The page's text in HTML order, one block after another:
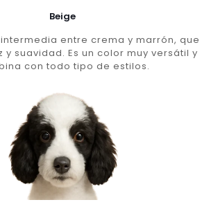
Beige
entre crema y marrón, que
suavidad. Es un color muy versátil y
con todo tipo de estilos.